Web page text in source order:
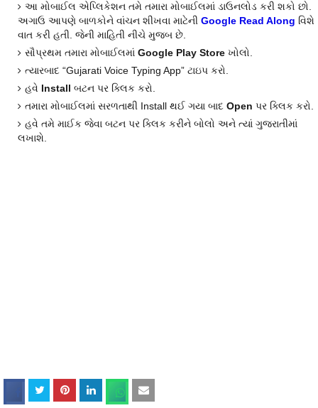
આ મોબાઈલ એપ્લિકેશન તમે તમારા મોબાઈલમાં ડાઉનલોડ કરી શકો છો.
અગાઉ આપણે બાળકોને વાંચન શીખવા માટેની Google Read Along વિશે
વાત કરી હતી. જેની માહિતી નીચે મુજબ છે.
સૌપ્રથમ તમારા મોબાઈલમાં Google Play Store ખોલો.
ત્યારબાદ “Gujarati Voice Typing App” ટાઇપ કરો.
હવે Install બટન પર ક્લિક કરો.
તમારા મોબાઈલમાં સરળતાથી Install થઈ ગયા બાદ Open પર ક્લિક કરો.
હવે તમે માઈક જેવા બટન પર ક્લિક કરીને બોલો અને ત્યાં ગુજરાતીમાં
લખાશે.